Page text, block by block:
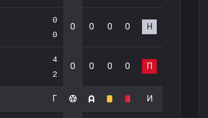
0
0
0 0 0 0 Н
4
2
0 0 0 0 П
Г И